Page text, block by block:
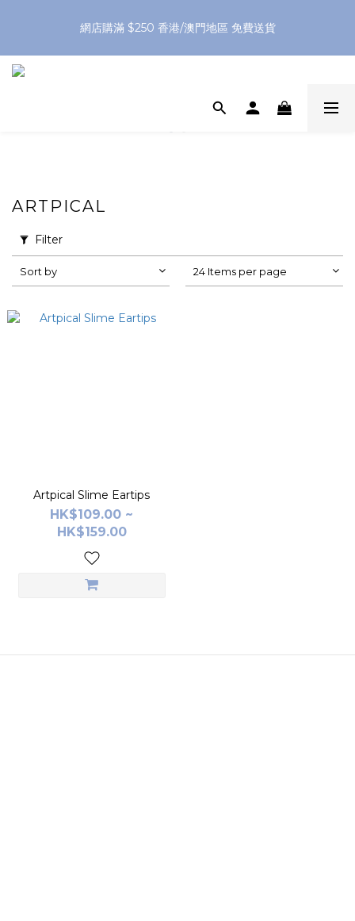
網店購滿 $250 香港/澳門地區 免費送貨
XPay（先買後付 免息分 3 期）- 新用戶首次消費滿 HK$100 即
ARTPICAL
Filter
Sort by 24 Items per page
Artpical Slime Eartips
HK$109.00 ~
HK$159.00